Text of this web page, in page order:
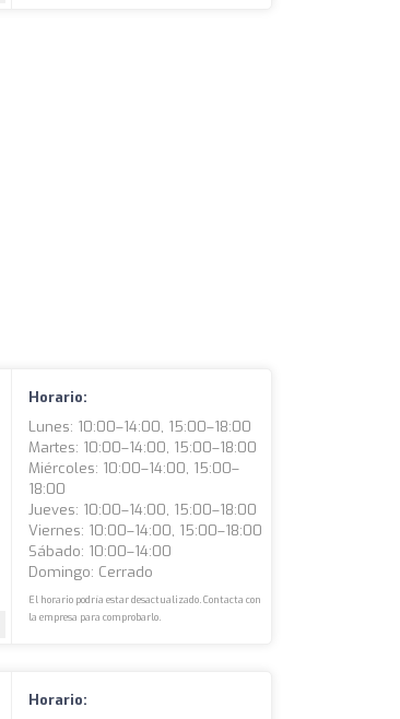
Horario:
Lunes: 10:00–14:00, 15:00–18:00
Martes: 10:00–14:00, 15:00–18:00
Miércoles: 10:00–14:00, 15:00–
18:00
Jueves: 10:00–14:00, 15:00–18:00
Viernes: 10:00–14:00, 15:00–18:00
Sábado: 10:00–14:00
Domingo: Cerrado
El horario podría estar desactualizado. Contacta con
la empresa para comprobarlo.
Horario: